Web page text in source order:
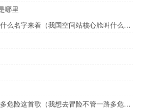
哪里
我国空间站核心舱叫什么名字来着（我国空间站核心舱叫什么名字）
我想去冒险不管一路多危险这首歌（我想去冒险不管一路多危险）